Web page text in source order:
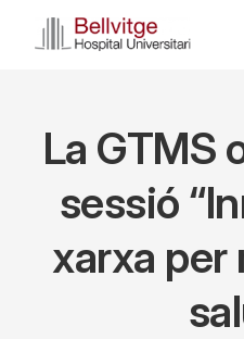
La GTMS
sessió
xarxa per